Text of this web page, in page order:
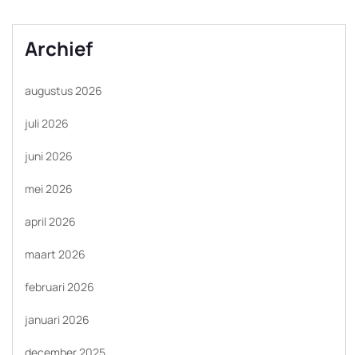
Archief
augustus 2026
juli 2026
juni 2026
mei 2026
april 2026
maart 2026
februari 2026
januari 2026